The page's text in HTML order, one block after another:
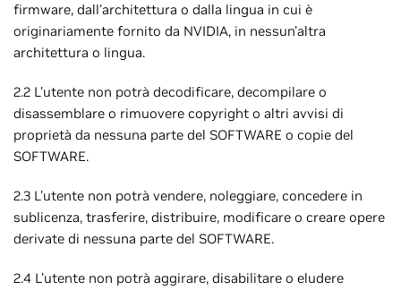
firmware, dall'architettura o dalla lingua in cui è
originariamente fornito da NVIDIA, in nessun'altra
architettura o lingua.
2.2 L'utente non potrà decodificare, decompilare o
disassemblare o rimuovere copyright o altri avvisi di
proprietà da nessuna parte del SOFTWARE o copie del
SOFTWARE.
2.3 L'utente non potrà vendere, noleggiare, concedere in
sublicenza, trasferire, distribuire, modificare o creare opere
derivate di nessuna parte del SOFTWARE.
2.4 L'utente non potrà aggirare, disabilitare o eludere